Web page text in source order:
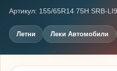
Артикул: 155/65R14 75H SRB-
Летни Леки Автомобили